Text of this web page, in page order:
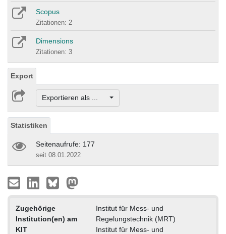
Scopus
Zitationen: 2
Dimensions
Zitationen: 3
Export
Exportieren als ...
Statistiken
Seitenaufrufe: 177
seit 08.01.2022
Zugehörige
Institution(en) am
KIT
Institut für Mess- und
Regelungstechnik (MRT)
Institut für Mess- und